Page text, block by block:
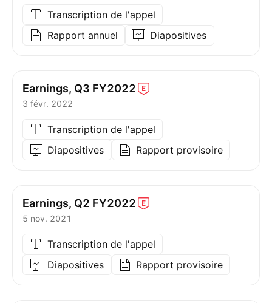
Transcription de l'appel
Rapport annuel
Diapositives
Earnings, Q3 FY2022
3 févr. 2022
Transcription de l'appel
Diapositives
Rapport provisoire
Earnings, Q2 FY2022
5 nov. 2021
Transcription de l'appel
Diapositives
Rapport provisoire